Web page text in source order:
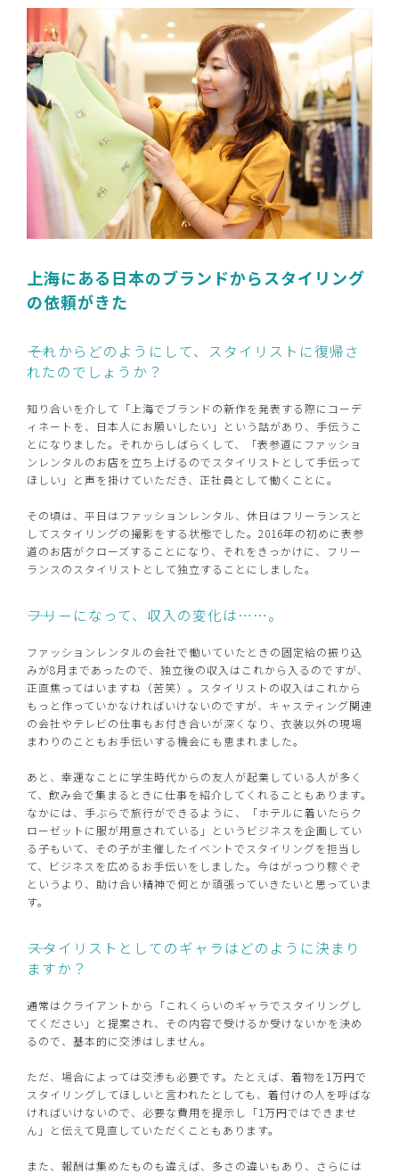
上海にある日本のブランドからスタイリング
の依頼がきた
――それからどのようにして、スタイリストに復帰さ
れたのでしょうか？
知り合いを介して「上海でブランドの新作を発表する際にコーデ
ィネートを、日本人にお願いしたい」という話があり、手伝うこ
とになりました。それからしばらくして、「表参道にファッショ
ンレンタルのお店を立ち上げるのでスタイリストとして手伝って
ほしい」と声を掛けていただき、正社員として働くことに。
その頃は、平日はファッションレンタル、休日はフリーランスと
してスタイリングの撮影をする状態でした。2016年の初めに表参
道のお店がクローズすることになり、それをきっかけに、フリー
ランスのスタイリストとして独立することにしました。
――フリーになって、収入の変化は……。
ファッションレンタルの会社で働いていたときの固定給の振り込
みが8月まであったので、独立後の収入はこれから入るのですが、
正直焦ってはいますね（苦笑）。スタイリストの収入はこれから
もっと作っていかなければいけないのですが、キャスティング関連
の会社やテレビの仕事もお付き合いが深くなり、衣装以外の現場
まわりのこともお手伝いする機会にも恵まれました。
あと、幸運なことに学生時代からの友人が起業している人が多く
て、飲み会で集まるときに仕事を紹介してくれることもあります。
なかには、手ぶらで旅行ができるように、「ホテルに着いたらク
ローゼットに服が用意されている」というビジネスを企画してい
る子もいて、その子が主催したイベントでスタイリングを担当し
て、ビジネスを広めるお手伝いをしました。今はがっつり稼ぐぞ
というより、助け合い精神で何とか頑張っていきたいと思っていま
す。
――スタイリストとしてのギャラはどのように決まり
ますか？
通常はクライアントから「これくらいのギャラでスタイリングし
てください」と提案され、その内容で受けるか受けないかを決め
るので、基本的に交渉はしません。
ただ、場合によっては交渉も必要です。たとえば、着物を1万円で
スタイリングしてほしいと言われたとしても、着付けの人を呼ばな
ければいけないので、必要な費用を提示し「1万円ではできませ
ん」と伝えて見直していただくこともあります。
また、報酬は集めたものも違えば、多さの違いもあり、さらには